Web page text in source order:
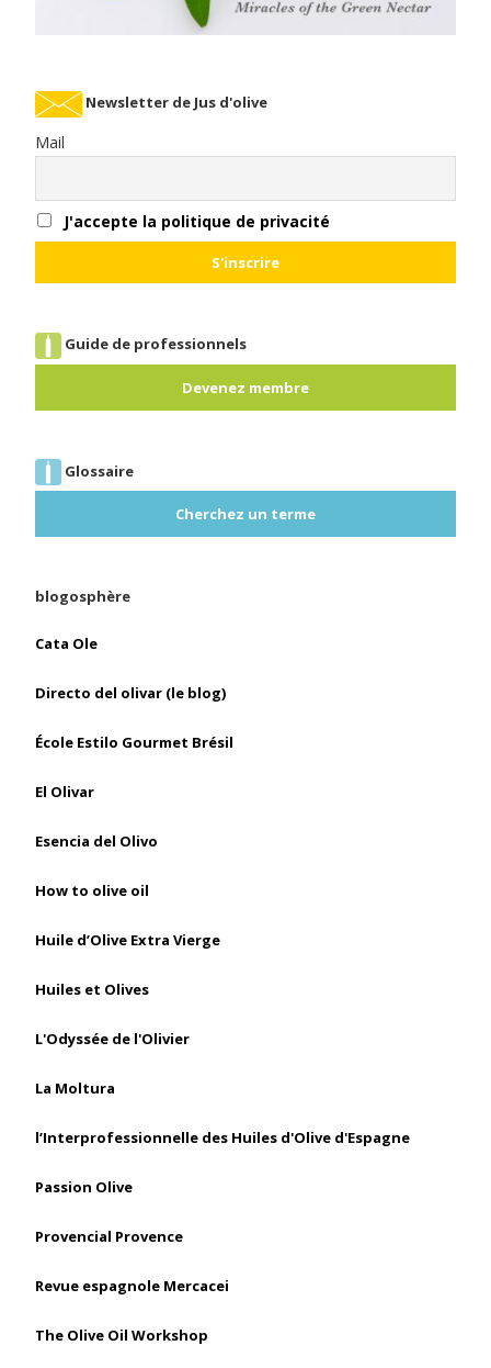
Newsletter de Jus d'olive
Mail
J'accepte la politique de privacité
Guide de professionnels
Devenez membre
Glossaire
Cherchez un terme
blogosphère
Cata Ole
Directo del olivar (le blog)
École Estilo Gourmet Brésil
El Olivar
Esencia del Olivo
How to olive oil
Huile d’Olive Extra Vierge
Huiles et Olives
L'Odyssée de l'Olivier
La Moltura
l’Interprofessionnelle des Huiles d'Olive d'Espagne
Passion Olive
Provencial Provence
Revue espagnole Mercacei
The Olive Oil Workshop